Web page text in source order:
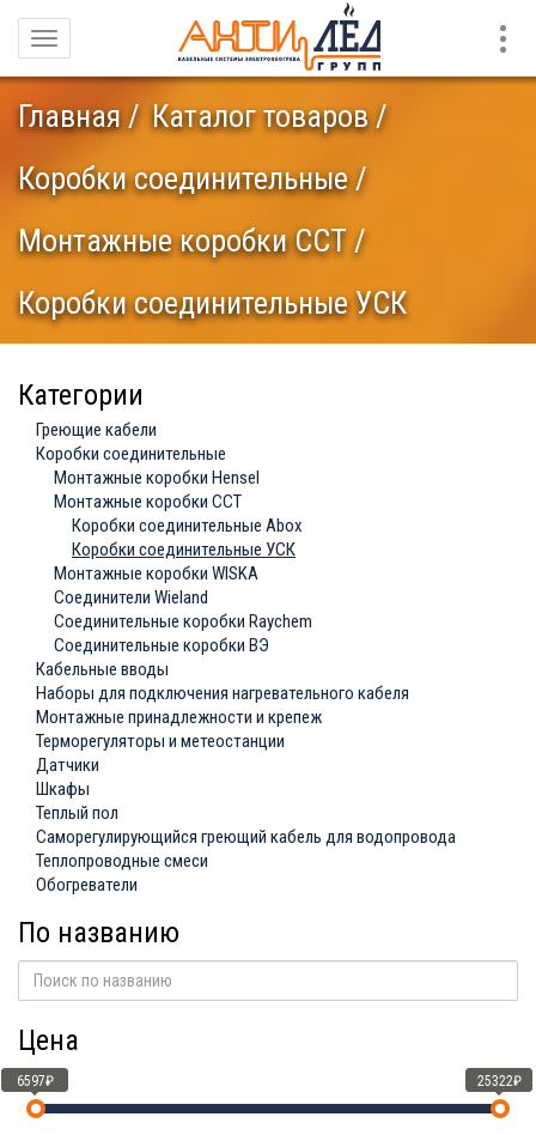
Навигация
Главная
Каталог товаров
Коробки соединительные
Монтажные коробки ССТ
Коробки соединительные УСК
Категории
Греющие кабели
Коробки соединительные
Монтажные коробки Hensel
Монтажные коробки ССТ
Коробки соединительные Abox
Коробки соединительные УСК
Монтажные коробки WISKA
Соединители Wieland
Соединительные коробки Raychem
Соединительные коробки ВЭ
Кабельные вводы
Наборы для подключения нагревательного кабеля
Монтажные принадлежности и крепеж
Терморегуляторы и метеостанции
Датчики
Шкафы
Теплый пол
Саморегулирующийся греющий кабель для водопровода
Теплопроводные смеси
Обогреватели
По названию
Цена
6597₽ 25322₽